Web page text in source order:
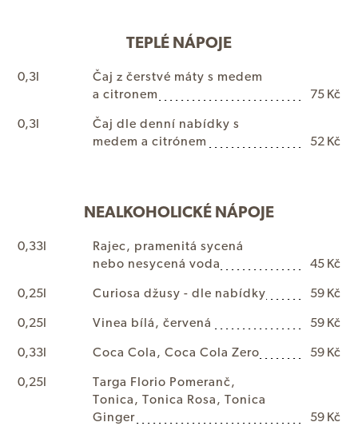
TEPLÉ NÁPOJE
0,3l Čaj z čerstvé máty s medem
a citronem
75 Kč
0,3l
Čaj dle denní nabídky s
medem a citrónem 52 Kč
NEALKOHOLICKÉ NÁPOJE
0,33l Rajec, pramenitá sycená
nebo nesycená voda
45 Kč
0,25l
Curiosa džusy - dle nabídky
59 Kč
0,25l
Vinea bílá, červená
59 Kč
0,33l
Coca Cola, Coca Cola Zero
59 Kč
0,25l
Targa Florio Pomeranč,
Tonica, Tonica Rosa, Tonica
Ginger
59 Kč